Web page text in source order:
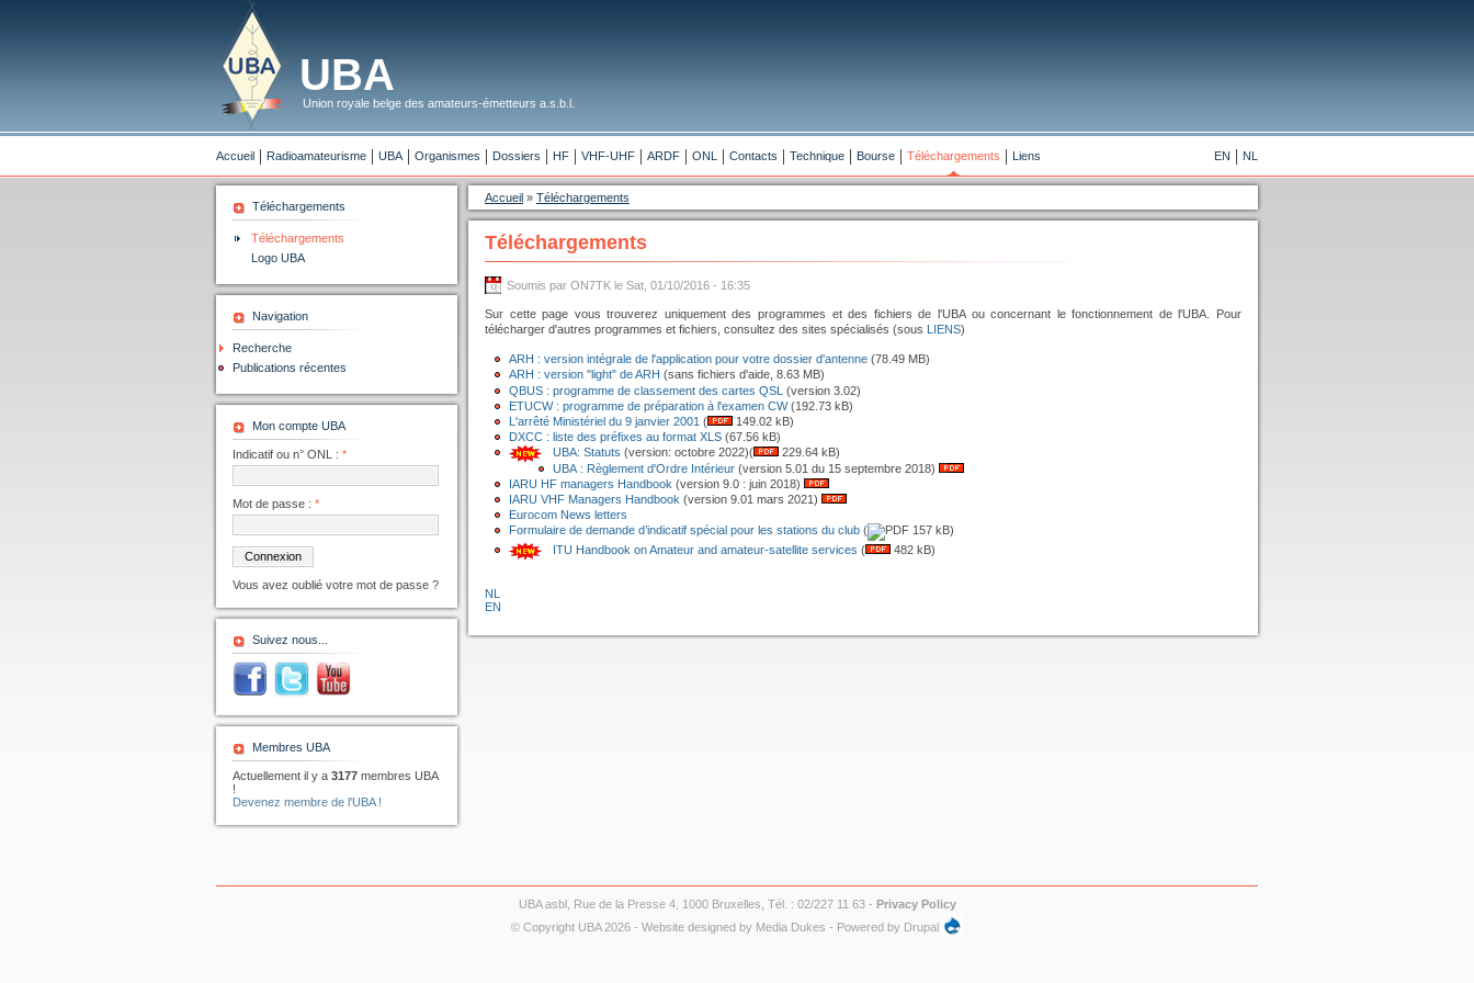
UBA
Union royale belge des amateurs-émetteurs a.s.b.l.
Accueil Radioamateurisme UBA Organismes Dossiers HF VHF-UHF ARDF ONL Contacts Technique Bourse Téléchargements Liens NL
EN
Téléchargements
Téléchargements
Logo UBA
Navigation
Recherche
Publications récentes
Mon compte UBA
Indicatif ou n° ONL : *
Mot de passe : *
Vous avez oublié votre mot de passe ?
Suivez nous...
Membres UBA
Actuellement il y a 3177 membres UBA
!
Devenez membre de l'UBA !
Accueil » Téléchargements
Téléchargements
Soumis par ON7TK le Sat, 01/10/2016 - 16:35
Sur cette page vous trouverez uniquement des programmes et des fichiers de l'UBA ou concernant le fonctionnement de l'UBA. Pour
télécharger d'autres programmes et fichiers, consultez des sites spécialisés (sous LIENS)
ARH : version intégrale de l'application pour votre dossier d'antenne (78.49 MB)
ARH : version "light" de ARH (sans fichiers d'aide, 8.63 MB)
QBUS : programme de classement des cartes QSL (version 3.02)
ETUCW : programme de préparation à l'examen CW(192.73 kB)
L'arrêté Ministériel du 9 janvier 2001 (
149.02 kB)
DXCC : liste des préfixes au format XLS (67.56 kB)
UBA: Statuts (version: octobre 2022)(
229.64 kB)
UBA : Règlement d'Ordre Intérieur (version 5.01 du 15 septembre 2018)
IARU HF managers Handbook (version 9.0 : juin 2018)
IARU VHF Managers Handbook (version 9.01 mars 2021)
Eurocom News letters
Formulaire de demande d’indicatif spécial pour les stations du club (
157 kB)
ITU Handbook on Amateur and amateur-satellite services ( 482 kB)
NL
EN
UBA asbl, Rue de la Presse 4, 1000 Bruxelles, Tél. : 02/227 11 63 - Privacy Policy
© Copyright UBA 2026 - Website designed by Media Dukes - Powered by Drupal